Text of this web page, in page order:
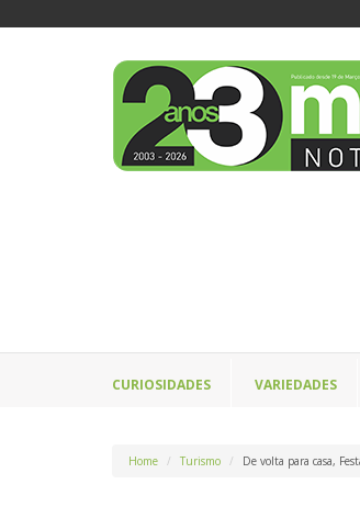
CURIOSIDADES VARIEDADES
Home Turismo De volta para casa,